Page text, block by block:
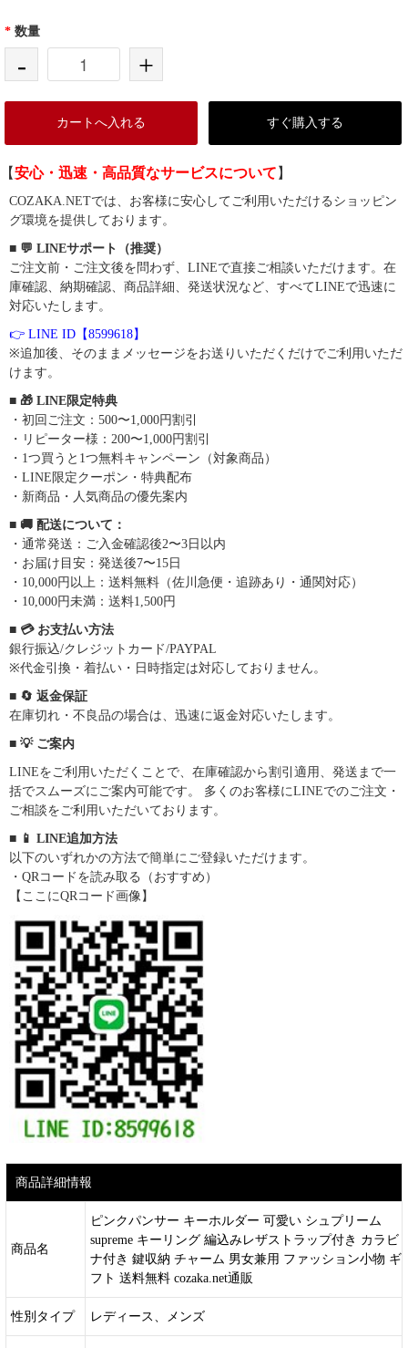
* 数量
- +
カートへ入れる すぐ購入する
【安心・迅速・高品質なサービスについて 】
COZAKA.NETでは、お客様に安心してご利用いただけるショッピン
グ環境を提供しております。
■ 💬 LINEサポート（推奨）
ご注文前・ご注文後を問わず、LINEで直接ご相談いただけます。在
庫確認、納期確認、商品詳細、発送状況など、すべてLINEで迅速に
対応いたします。
👉 LINE ID【8599618】
※追加後、そのままメッセージをお送りいただくだけでご利用いただ
けます。
■ 🎁 LINE限定特典
・初回ご注文：500〜1,000円割引
・リピーター様：200〜1,000円割引
・1つ買うと1つ無料キャンペーン（対象商品）
・LINE限定クーポン・特典配布
・新商品・人気商品の優先案内
■ 🚚 配送について：
・通常発送：ご入金確認後2〜3日以内
・お届け目安：発送後7〜15日
・10,000円以上：送料無料（佐川急便・追跡あり・通関対応）
・10,000円未満：送料1,500円
■ 💳 お支払い方法
銀行振込/クレジットカード/PAYPAL
※代金引換・着払い・日時指定は対応しておりません。
■ 🔄 返金保証
在庫切れ・不良品の場合は、迅速に返金対応いたします。
■ 💡 ご案内
LINEをご利用いただくことで、在庫確認から割引適用、発送まで一
括でスムーズにご案内可能です。 多くのお客様にLINEでのご注文・
ご相談をご利用いただいております。
■ 📱 LINE追加方法
以下のいずれかの方法で簡単にご登録いただけます。
・QRコードを読み取る（おすすめ）
【ここにQRコード画像】
商品詳細情報
商品名
ピンクパンサー キーホルダー 可愛い シュプリーム
supreme キーリング 編込みレザストラップ付き カラビ
ナ付き 鍵収納 チャーム 男女兼用 ファッション小物 ギ
フト 送料無料 cozaka.net通販
性別タイプ レディース、メンズ